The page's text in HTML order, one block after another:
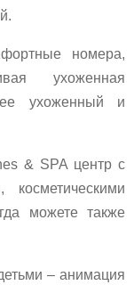
номера,
ухоженная
ухоженный и
& SPA центр с
можете также
– анимация